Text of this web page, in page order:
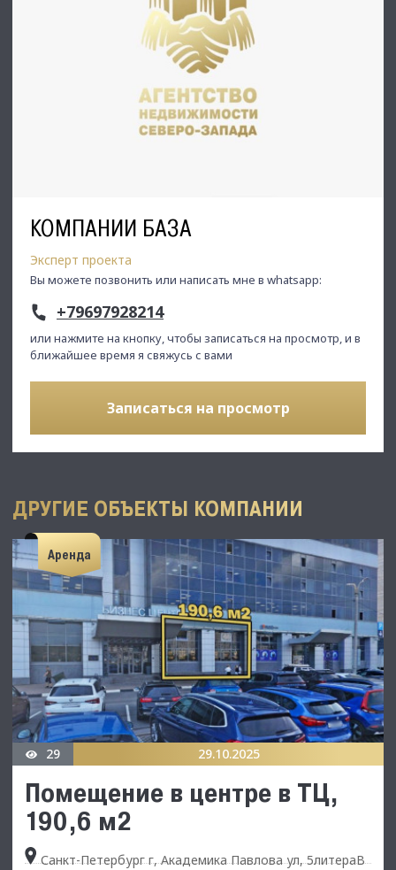
КОМПАНИИ БАЗА
Эксперт проекта
Вы можете позвонить или написать мне в whatsapp:
+79697928214
или нажмите на кнопку, чтобы записаться на просмотр, и в
ближайшее время я свяжусь с вами
Записаться на просмотр
ДРУГИЕ ОБЪЕКТЫ КОМПАНИИ
Аренда
29 29.10.2025
Помещение в центре в ТЦ,
190,6 м2
Санкт-Петербург г, Академика Павлова ул, 5литераВ